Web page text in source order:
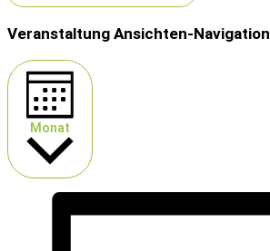
Veranstaltung Ansichten-Navigation
Monat